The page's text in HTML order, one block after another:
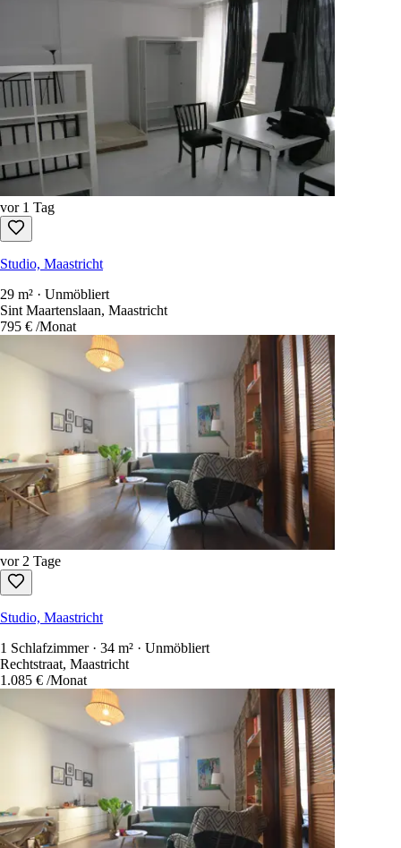
vor 1 Tag
Studio, Maastricht
29 m² · Unmöbliert
Sint Maartenslaan, Maastricht
795 € /Monat
vor 2 Tage
Studio, Maastricht
1 Schlafzimmer · 34 m² · Unmöbliert
Rechtstraat, Maastricht
1.085 € /Monat